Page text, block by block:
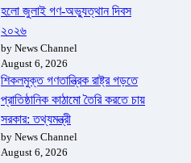
হলো জুলাই গণ-অভ্যুত্থান দিবস
২০২৬
by News Channel
August 6, 2026
শিকলমুক্ত গণতান্ত্রিক রাষ্ট্র গড়তে
প্রাতিষ্ঠানিক কাঠামো তৈরি করতে চায়
সরকার: তথ্যমন্ত্রী
by News Channel
August 6, 2026